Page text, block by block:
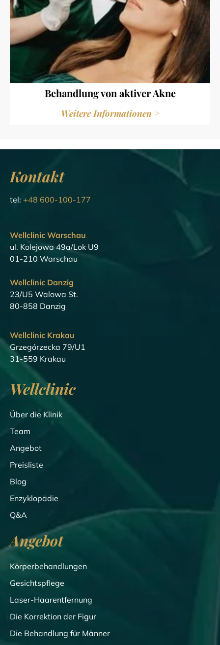
Behandlung von aktiver Akne
Weitere Informationen >
Kontakt
tel: +48 600-100-177
Wellclinic Warschau
ul. Kolejowa 49a/Lok U9
01-210 Warschau
Wellclinic Danzig
23/U5 Walowa St.
80-858 Danzig
Wellclinic Krakau
Grzegórzecka 79/U1
31-559 Krakau
Wellclinic
Über die Klinik
Team
Angebot
Preisliste
Blog
Enzyklopädie
Q&A
Angebot
Körperbehandlungen
Gesichtspflege
Laser-Haarentfernung
Die Korrektion der Figur
Die Behandlung für Männer